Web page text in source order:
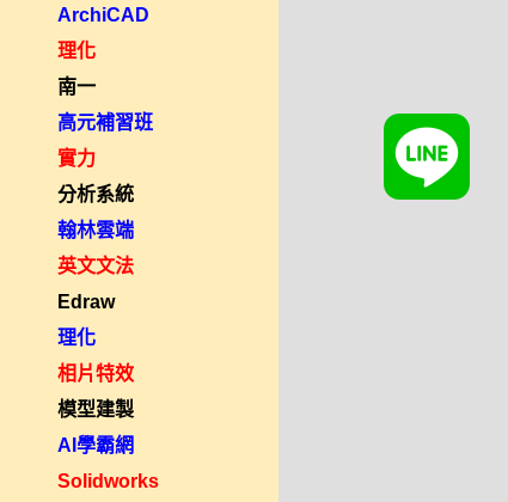
ArchiCAD
理化
南一
高元補習班
實力
分析系統
翰林雲端
英文文法
Edraw
理化
相片特效
模型建製
AI學霸網
Solidworks